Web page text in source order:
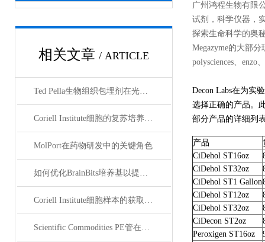
相关文章 / ARTICLE
Ted Pella生物组织包埋剂在光镜与电镜联用技术中的应用
Coriell Institute细胞的复苏培养与质量控制规范
MolPort在药物研发中的关键角色
如何优化BrainBits培养基以提高实验效果？
Coriell Institute细胞样本的获取与应用指南
Scientific Commodities PE管在环保实验中的作用
广州鸿程生物有限
试剂，科学仪器，
探索生命科学的奥
Megazyme的大部
polysciences、enzo
Decon Labs在为实
选择正确的产品。
部分产品的详细列
产品
CiDehol ST16oz
CiDehol ST32oz
CiDehol ST1 Gallon
CiDehol ST12oz
CiDehol ST32oz
CiDecon ST2oz
Peroxigen ST16oz